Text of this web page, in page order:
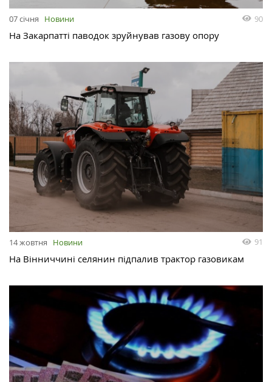
07 січня Новини 90
На Закарпатті паводок зруйнував газову опору
14 жовтня Новини 91
На Вінниччині селянин підпалив трактор газовикам